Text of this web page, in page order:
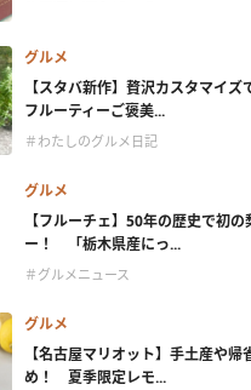
グルメ
【スタバ新作】贅沢カスタマイズ
フルーティーご褒美...
＃わたしのグルメ日記
グルメ
【フルーチェ】50年の歴史で初
ー！ 「栃木県産にっ...
＃グルメニュース
グルメ
【名古屋マリオット】手土産や
め！ 夏季限定レモ...